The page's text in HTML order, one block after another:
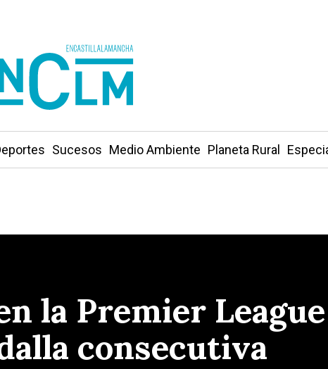
Sucesos Medio Ambiente Planeta Rural
la Premier
consecutiva